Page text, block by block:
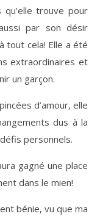
qu’elle trouve pour
par son désir
tout cela! Elle a été
extraordinaires et
un garçon.
d’amour, elle
dus à la
personnels.
gagné une place
dans le mien!
bénie, vu que ma